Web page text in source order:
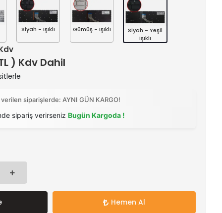
Siyah - Işıklı Gümüş - Işıklı
Siyah - Yeşil
Işıklı
) Kdv Dahil
siparişlerde: AYNI GÜN KARGO!
sipariş verirseniz Bugün Kargoda !
Hemen Al